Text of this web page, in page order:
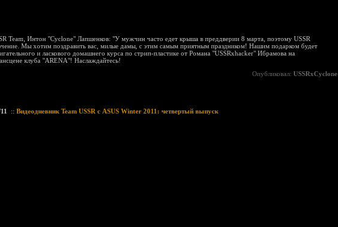
Team, Интон "Cyclone" Лапшенков: "У мужчин часто едет крыша в преддверии 8 марта, поэтому USSR
Мы хотим поздравить вас, милые дамы, с этим самым приятным праздником! Нашим подарком будет
и ласкового домашнего курса по стрип-пластике от Романа "USSRxhacker" Ибрамова на
клуба "ARENA"! Наслаждайтесь!
Опубликовал: USSRxCyclone
:: Видеодневник Team USSR с ASUS Winter 2011: четвертый выпуск